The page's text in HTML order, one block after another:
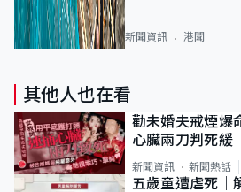
新聞資訊 港聞
其他人也在看
勸未婚夫戒煙
心臟兩刀判死
新聞資訊 新聞熱話
五歲童遭虐死｜